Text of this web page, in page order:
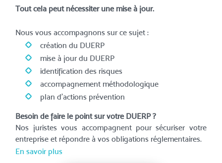
Tout cela peut nécessiter une mise à jour.
Nous vous accompagnons sur ce sujet :
création du DUERP
mise à jour du DUERP
identification des risques
accompagnement méthodologique
plan d’actions prévention
Besoin de faire le point sur votre DUERP ?
Nos juristes vous accompagnent pour sécuriser votre
entreprise et répondre à vos obligations réglementaires.
En savoir plus